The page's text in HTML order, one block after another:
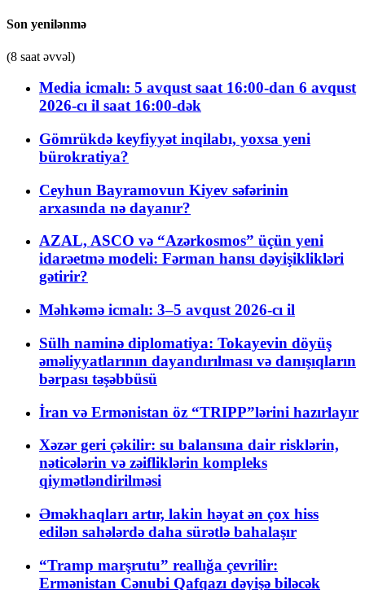
Son yenilənmə
(8 saat əvvəl)
Media icmalı: 5 avqust saat 16:00-dan 6 avqust
2026-cı il saat 16:00-dək
Gömrükdə keyfiyyət inqilabı, yoxsa yeni
bürokratiya?
Ceyhun Bayramovun Kiyev səfərinin
arxasında nə dayanır?
AZAL, ASCO və “Azərkosmos” üçün yeni
idarəetmə modeli: Fərman hansı dəyişiklikləri
gətirir?
Məhkəmə icmalı: 3–5 avqust 2026-cı il
Sülh naminə diplomatiya: Tokayevin döyüş
əməliyyatlarının dayandırılması və danışıqların
bərpası təşəbbüsü
İran və Ermənistan öz “TRIPP”lərini hazırlayır
Xəzər geri çəkilir: su balansına dair risklərin,
nəticələrin və zəifliklərin kompleks
qiymətləndirilməsi
Əməkhaqları artır, lakin həyat ən çox hiss
edilən sahələrdə daha sürətlə bahalaşır
“Tramp marşrutu” reallığa çevrilir:
Ermənistan Cənubi Qafqazı dəyişə biləcək